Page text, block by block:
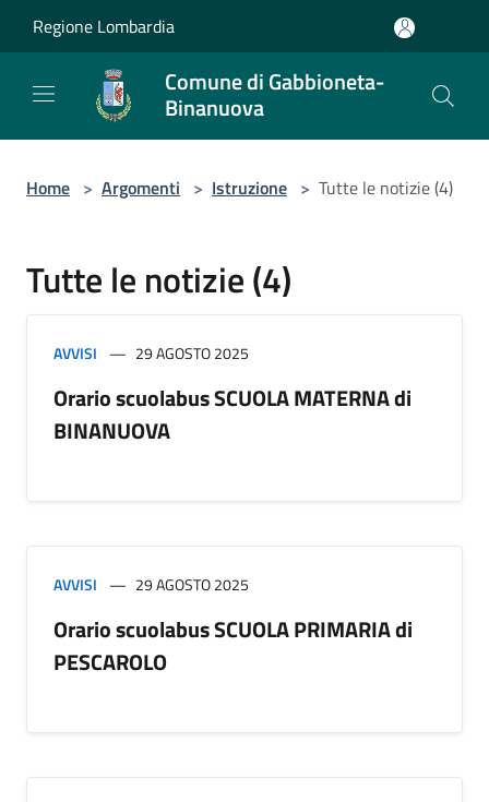
Regione Lombardia
Comune di Gabbioneta-
Binanuova
Home > Argomenti > Istruzione > Tutte le notizie (4)
Tutte le notizie (4)
AVVISI 29 AGOSTO 2025
Orario scuolabus SCUOLA MATERNA di
BINANUOVA
AVVISI 29 AGOSTO 2025
Orario scuolabus SCUOLA PRIMARIA di
PESCAROLO